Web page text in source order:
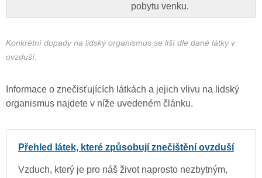
pobytu venku.
Konkrétní dopady na lidský organismus se liší dle dané látky v
ovzduší.
Informace o znečisťujících látkách a jejich vlivu na lidský
organismus najdete v níže uvedeném článku.
Přehled látek, které způsobují znečištění ovzduší
Vzduch, který je pro náš život naprosto nezbytným,